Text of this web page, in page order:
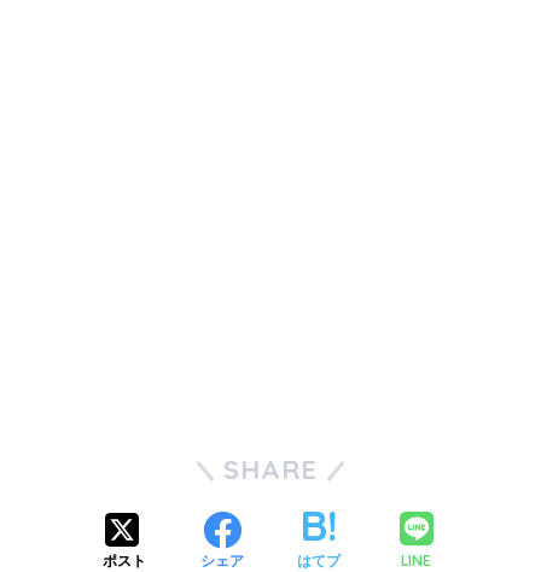
SHARE
ポスト シェア はてブ LINE